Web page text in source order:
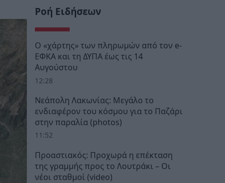
Ροή Ειδήσεων
Ο «χάρτης» των πληρωμών από τον e-
ΕΦΚΑ και τη ΔΥΠΑ έως τις 14
Αυγούστου
12:28
Νεάπολη Λακωνίας: Μεγάλο το
ενδιαφέρον του κόσμου για το Παζάρι
στην παραλία (photos)
11:52
Προαστιακός: Προχωρά η επέκταση
της γραμμής προς το Λουτράκι – Οι
νέοι σταθμοί (video)